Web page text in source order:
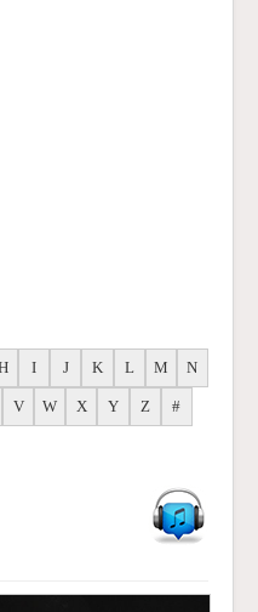
I J K L M N
V W X Y Z #